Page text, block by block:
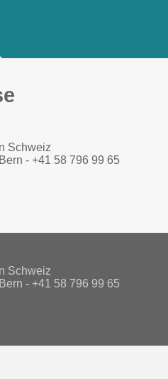
Schweiz
- +41 58 796 99 65
Schweiz
- +41 58 796 99 65